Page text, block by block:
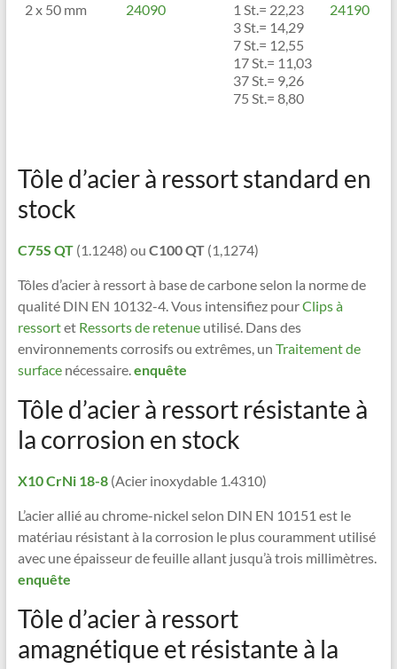
2 x 50 mm 24090
1 St.= 22,23
3 St.= 14,29
7 St.= 12,55
17 St.= 11,03
37 St.= 9,26
75 St.= 8,80
24190
Tôle d’acier à ressort standard en
stock
C75S QT(1.1248) ou C100 QT(1,1274)
Tôles d’acier à ressort à base de carbone selon la norme de
qualité DIN EN 10132-4. Vous intensifiez pourClips à
ressortetRessorts de retenueutilisé. Dans des
environnements corrosifs ou extrêmes, un Traitement de
surfacenécessaire.enquête
Tôle d’acier à ressort résistante à
la corrosion en stock
X10 CrNi 18-8(Acier inoxydable 1.4310)
L’acier allié au chrome-nickel selon DIN EN 10151 est le
matériau résistant à la corrosion le plus couramment utilisé
avec une épaisseur de feuille allant jusqu’à trois millimètres.
enquête
Tôle d’acier à ressort
amagnétique et résistante à la